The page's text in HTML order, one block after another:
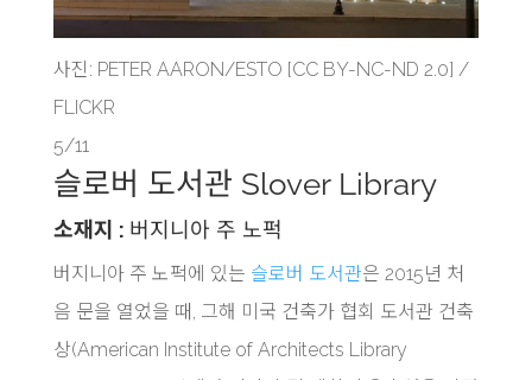
사진: PETER AARON/ESTO [CC BY-NC-ND 2.0] /
FLICKR
5/11
슬로버 도서관 Slover Library
소재지 : 버지니아 주 노퍽
버지니아 주 노퍽에 있는 슬로버 도서관은 2015년 처
음 문을 열었을 때, 그해 미국 건축가 협회 도서관 건축
상(American Institute of Architects Library